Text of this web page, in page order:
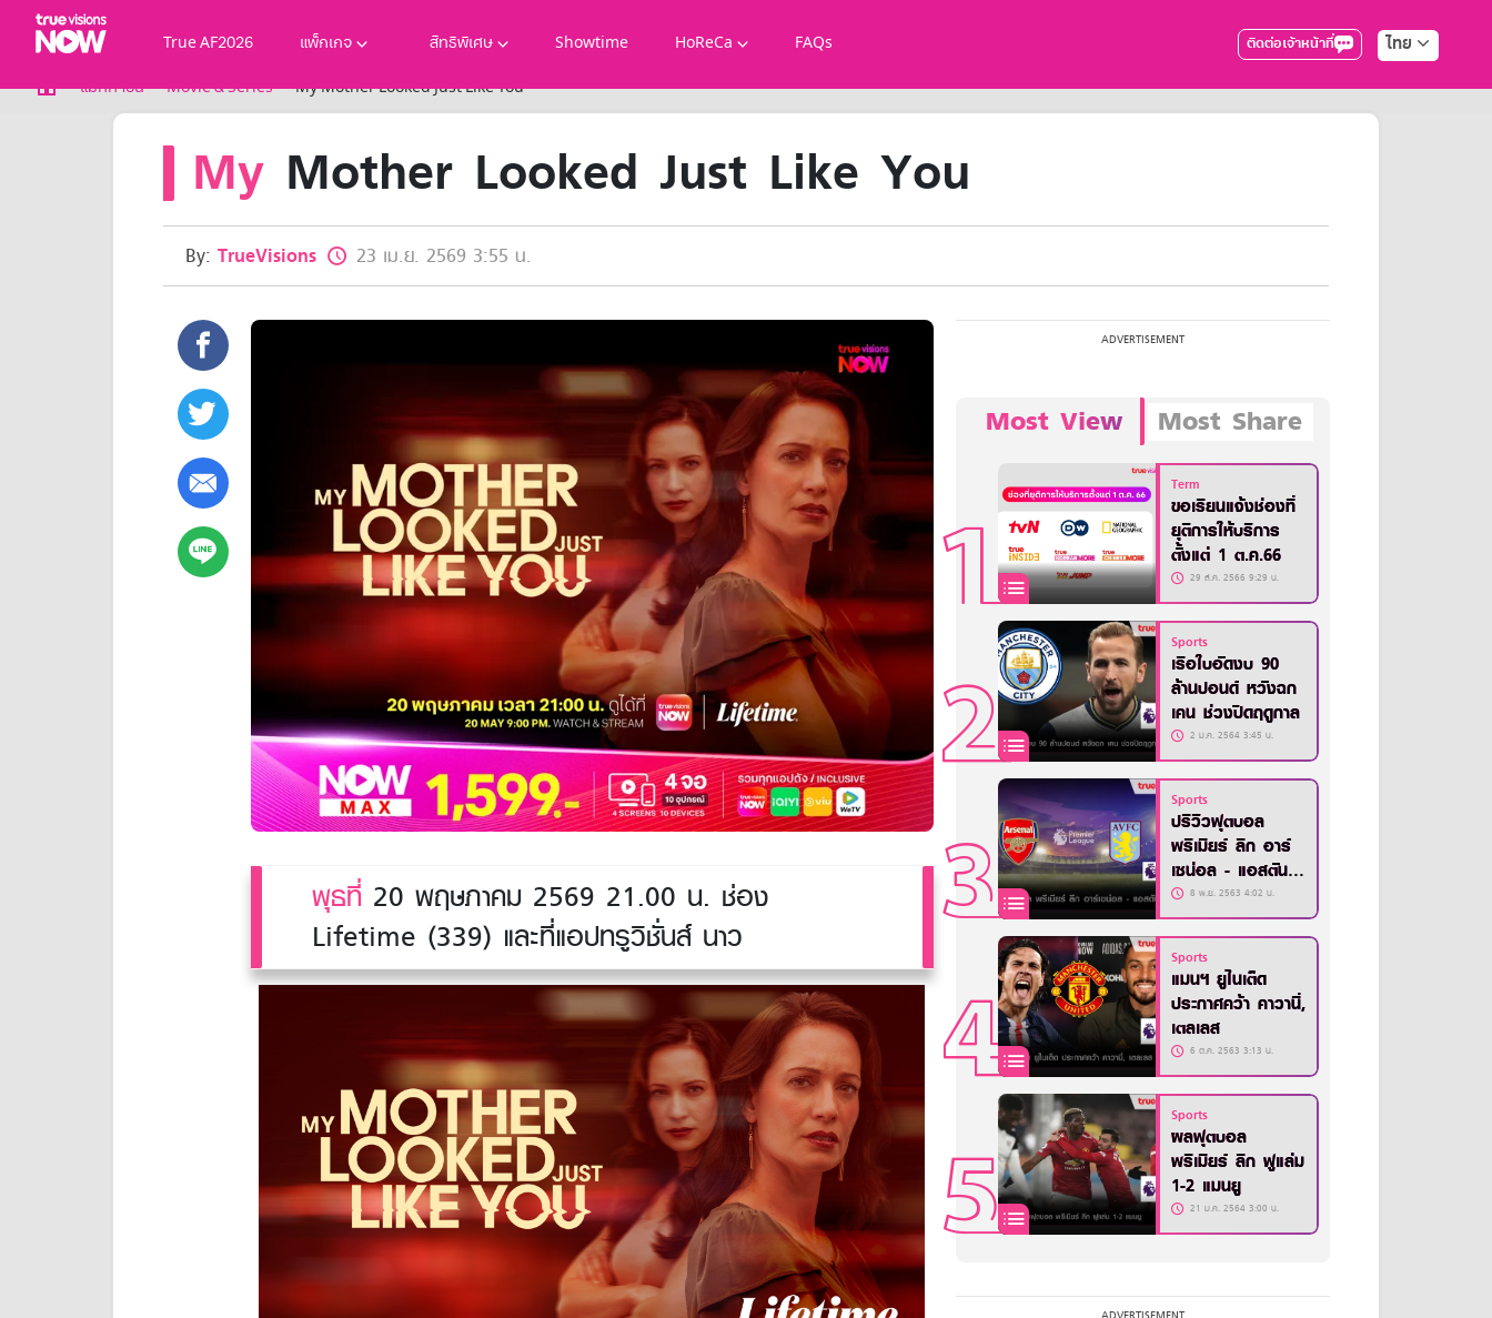
True AF2026 แพ็กเกจ สิทธิพิเศษ Showtime HoReCa FAQs ติดต่อเจ้าหน้าที่ ไทย
True AF2026
แพ็กเกจ
NOW BUNDLES
NOW Muay Thai
แพ็กเกจทรูวิชันส์นาวทั้งหมด
สิทธิพิเศษลูกค้าทรูวิชั่นส์
แพ็กเกจสำหรับผู้ประกอบการ
หาร้านร่วมรายการ
แม็กกาซีน Movie & Series My Mother Looked Just Like You
My Mother Looked Just Like You
By: TrueVisions 23 เม.ย. 2569 3:55 น.
พุธที่ 20 พฤษภาคม 2569 21.00 น. ช่อง
Lifetime (339) และที่แอปทรูวิชั่นส์ นาว
Most View Most Share
Term
ขอเรียนแจ้งช่องที่
ยุติการให้บริการ
ตั้งแต่ 1 ต.ค.66
29 ส.ค. 2566 9:29 น.
Sports
เรือใบอัดงบ 90
ล้านปอนด์ หวังฉก
เคน ช่วงปิดฤดูกาล
2 ม.ค. 2564 3:45 น.
Sports
ปรีวิวฟุตบอล
พรีเมียร์ ลีก อาร์
เซน่อล - แอสตัน
วิลล่า8 พ.ย. 2563 4:02 น.
Sports
แมนฯ ยูไนเต็ด
ประกาศคว้า คาวานี่,
เตลเลส
6 ต.ค. 2563 3:13 น.
Sports
ผลฟุตบอล
พรีเมียร์ ลีก ฟูแล่ม
1-2 แมนยู
21 ม.ค. 2564 3:00 น.